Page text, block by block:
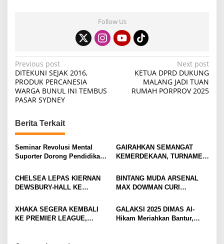
Follow Us
P
o
s
n
a
v
g
a
t
i
Previous post
DITEKUNI SEJAK 2016,
PRODUK PERCANESIA
WARGA BUNUL INI TEMBUS
PASAR SYDNEY
Next post
KETUA DPRD DUKUNG
MALANG JADI TUAN
RUMAH PORPROV 2025
Berita Terkait
Seminar Revolusi Mental
Suporter Dorong Pendidikan
GAIRAHKAN SEMANGAT
KEMERDEKAAN, TURNAMEN
MOJOKERTO RAYA RESMI
BERGULIR
CHELSEA LEPAS KIERNAN
DEWSBURY-HALL KE
SANG GELANDANG DIMULAI
BINTANG MUDA ARSENAL
MAX DOWMAN CURI
PRAMUSIM ASIA
XHAKA SEGERA KEMBALI
KE PREMIER LEAGUE,
GALAKSI 2025 DIMAS Al-
Hikam Meriahkan Bantur,